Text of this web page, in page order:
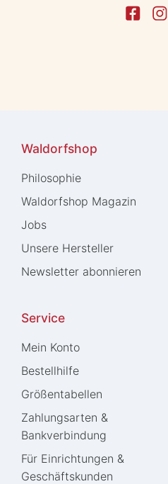
Waldorfshop
Philosophie
Waldorfshop Magazin
Jobs
Unsere Hersteller
Newsletter abonnieren
Service
Mein Konto
Bestellhilfe
Größentabellen
Zahlungsarten &
Bankverbindung
Für Einrichtungen &
Geschäftskunden